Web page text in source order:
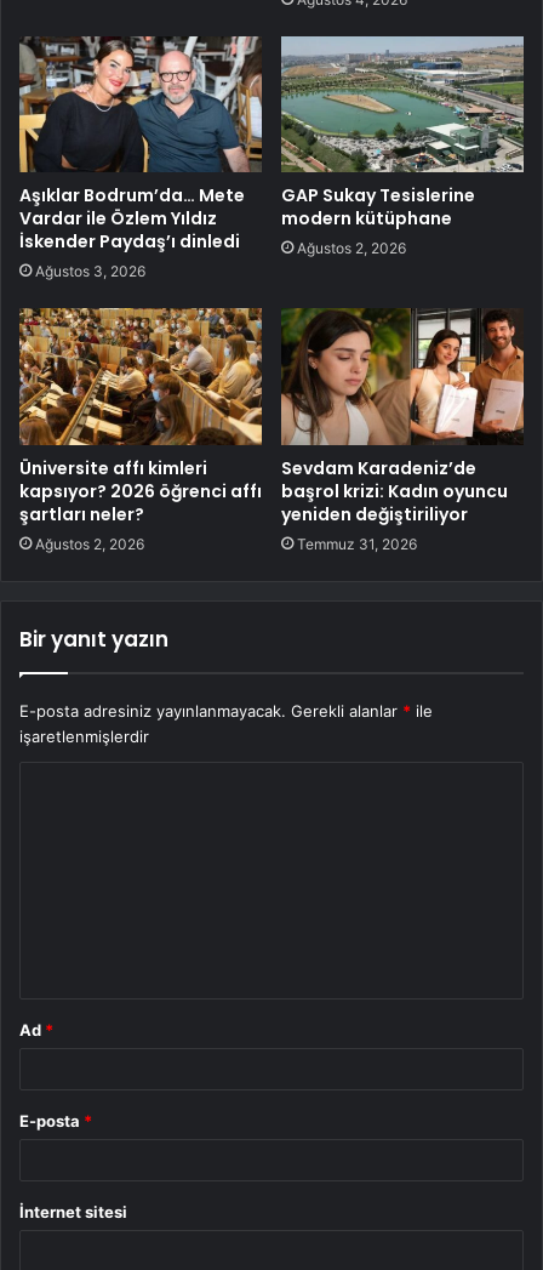
Aşıklar Bodrum’da… Mete
Vardar ile Özlem Yıldız
İskender Paydaş’ı dinledi
Ağustos 3, 2026
GAP Sukay Tesislerine
modern kütüphane
Ağustos 2, 2026
Üniversite affı kimleri
kapsıyor? 2026 öğrenci affı
şartları neler?
Ağustos 2, 2026
Sevdam Karadeniz’de
başrol krizi: Kadın oyuncu
yeniden değiştiriliyor
Temmuz 31, 2026
Bir yanıt yazın
E-posta adresiniz yayınlanmayacak. Gerekli alanlar * ile
işaretlenmişlerdir
Ad *
E-posta *
İnternet sitesi